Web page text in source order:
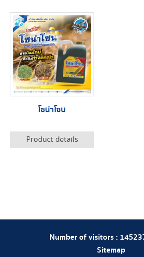
โซน่าโซน
Product details
Number of visitors :
Sitemap